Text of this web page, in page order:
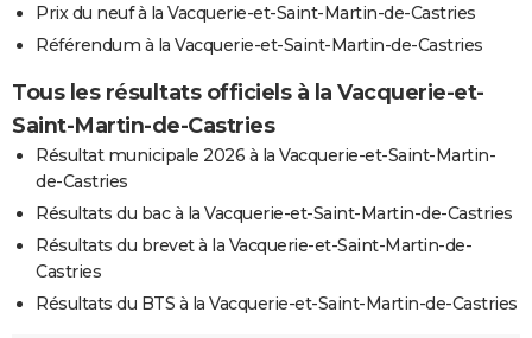
Prix du neuf à la Vacquerie-et-Saint-Martin-de-Castries
Référendum à la Vacquerie-et-Saint-Martin-de-Castries
Tous les résultats officiels à la Vacquerie-et-
Saint-Martin-de-Castries
Résultat municipale 2026 à la Vacquerie-et-Saint-Martin-
de-Castries
Résultats du bac à la Vacquerie-et-Saint-Martin-de-Castries
Résultats du brevet à la Vacquerie-et-Saint-Martin-de-
Castries
Résultats du BTS à la Vacquerie-et-Saint-Martin-de-Castries